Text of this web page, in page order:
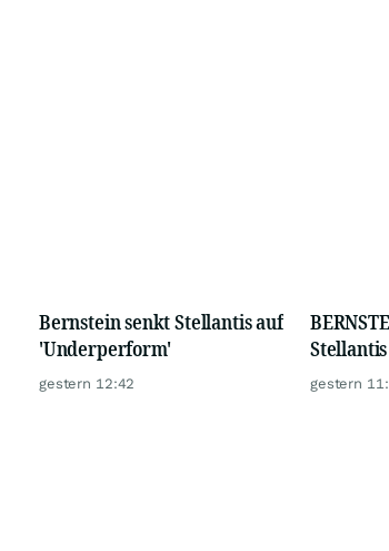
Bernstein senkt Stellantis auf
'Underperform'
gestern 12:42 gestern